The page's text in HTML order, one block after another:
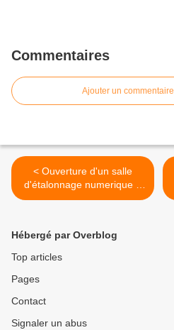
Commentaires
Ajouter un commentaire
< Ouverture d'un salle
d'étalonnage numerique à
Vincennes....
Hébergé par Overblog
Top articles
Pages
Contact
Signaler un abus